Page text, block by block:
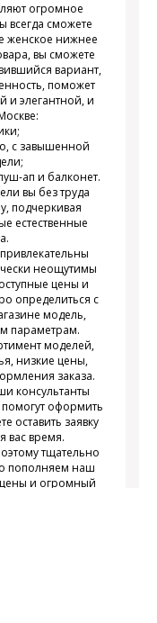
огромное
всегда сможете
женское нижнее
вы сможете
вариант,
поможет
и элегантной, и
с завышенной
ап и балконет.
вы без труда
подчеркивая
естественные
неощутимы
цены и
определиться с
модель,
параметрам.
моделей,
низкие цены,
заказа.
консультанты
оформить
оставить заявку
вас время.
тщательно
пополняем наш
цены и огромный